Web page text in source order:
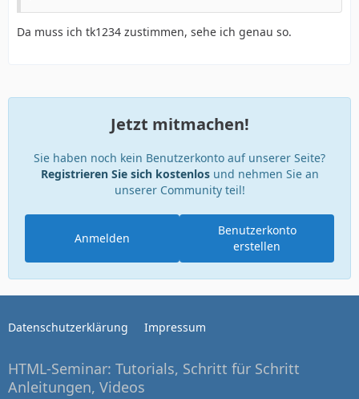
Da muss ich tk1234 zustimmen, sehe ich genau so.
Jetzt mitmachen!
Sie haben noch kein Benutzerkonto auf unserer Seite?
Registrieren Sie sich kostenlosund nehmen Sie an
unserer Community teil!
Benutzerkonto
erstellen
Anmelden
Datenschutzerklärung Impressum
HTML-Seminar: Tutorials, Schritt für Schritt
Anleitungen, Videos